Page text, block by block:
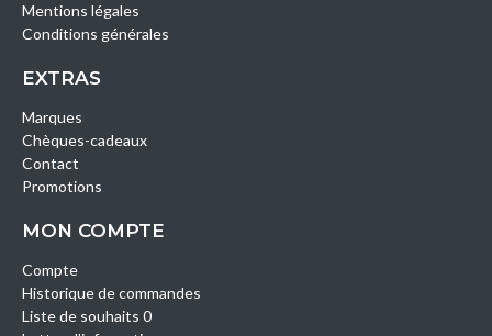
Mentions légales
Conditions générales
EXTRAS
Marques
Chèques-cadeaux
Contact
Promotions
MON COMPTE
Compte
Historique de commandes
Liste de souhaits 0